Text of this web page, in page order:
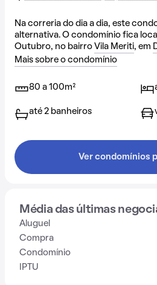
Na correria do dia a dia, este
alternativa. O condomínio fica
Outubro, no bairro Vila Meriti, em
Mais sobre o condomínio
80 a 100m²
até 2 banheiros
Ver condomínios
Média das últimas
Aluguel
Compra
Condomínio
IPTU